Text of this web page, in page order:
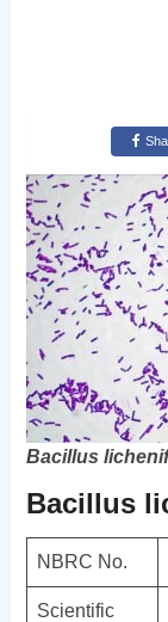
Bacillus
Bacillus
NBRC No.
Scientific